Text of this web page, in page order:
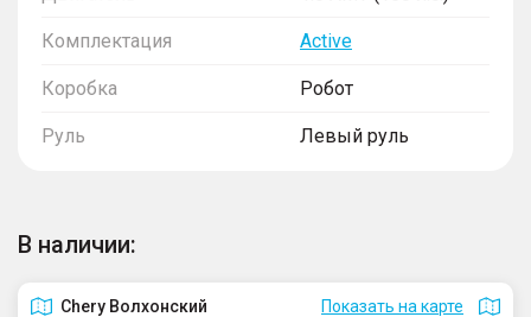
Комплектация Active
Коробка Робот
Руль Левый руль
В наличии:
Сhery Волхонский
Показать на карте